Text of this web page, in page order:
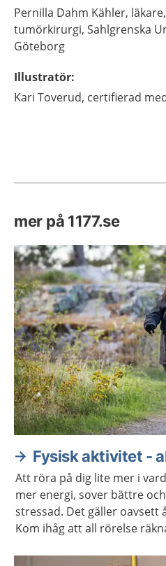
Pernilla Dahm Kähler,
tumörkirurgi, Sahlgrenska
Göteborg
Illustratör:
Kari Toverud, certifierad
mer på 1177.se
Fysisk aktivitet -
Att röra på dig lite mer i
mer energi, sover bättre
stressad. Det gäller oavsett
Kom ihåg att all rörelse